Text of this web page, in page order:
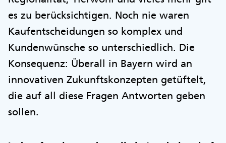
es zu berücksichtigen. Noch nie waren
Kaufentscheidungen so komplex und
Kundenwünsche so unterschiedlich. Die
Konsequenz: Überall in Bayern wird an
innovativen Zukunftskonzepten getüftelt,
die auf all diese Fragen Antworten geben
sollen.